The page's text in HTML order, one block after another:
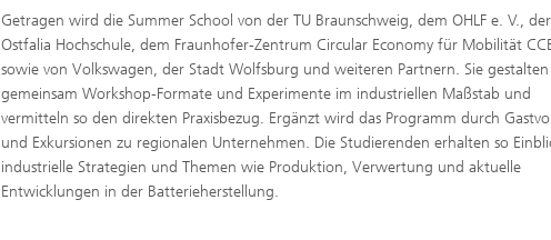
Getragen wird die Summer School von der TU Braunschweig, dem OHLF e. V., der
Ostfalia Hochschule, dem Fraunhofer-Zentrum Circular Economy für Mobilität
sowie von Volkswagen, der Stadt Wolfsburg und weiteren Partnern. Sie gestalten
gemeinsam Workshop-Formate und Experimente im industriellen Maßstab und
vermitteln so den direkten Praxisbezug. Ergänzt wird das Programm durch
und Exkursionen zu regionalen Unternehmen. Die Studierenden erhalten so
industrielle Strategien und Themen wie Produktion, Verwertung und aktuelle
Entwicklungen in der Batterieherstellung.